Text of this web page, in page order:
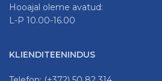
Hooajal oleme avatud:
L-P 10.00-16.00
KLIENDITEENINDUS